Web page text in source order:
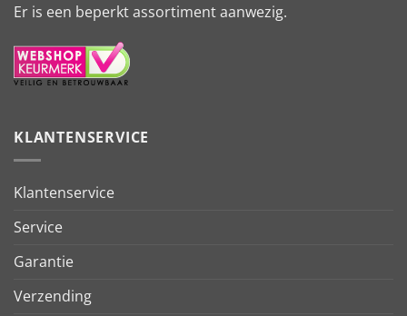
Er is een beperkt assortiment aanwezig.
KLANTENSERVICE
Klantenservice
Service
Garantie
Verzending